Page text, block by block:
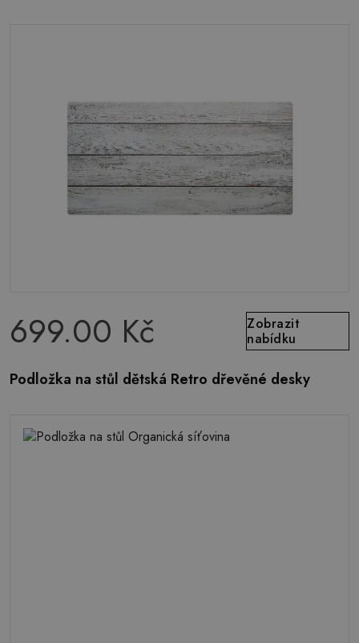
699.00 Kč
Zobrazit
nabídku
Podložka na stůl dětská Retro dřevěné desky